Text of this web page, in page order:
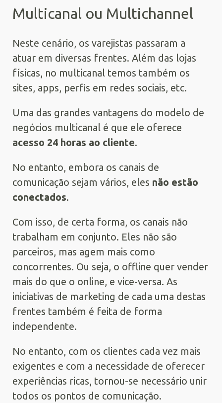
Multicanal ou Multichannel
Neste cenário, os varejistas passaram a
atuar em diversas frentes. Além das lojas
físicas, no multicanal temos também os
sites, apps, perfis em redes sociais, etc.
Uma das grandes vantagens do modelo de
negócios multicanal é que ele oferece
acesso 24 horas ao cliente.
No entanto, embora os canais de
comunicação sejam vários, eles não estão
conectados.
Com isso, de certa forma, os canais não
trabalham em conjunto. Eles não são
parceiros, mas agem mais como
concorrentes. Ou seja, o offline quer vender
mais do que o online, e vice-versa. As
iniciativas de marketing de cada uma destas
frentes também é feita de forma
independente.
No entanto, com os clientes cada vez mais
exigentes e com a necessidade de oferecer
experiências ricas, tornou-se necessário unir
todos os pontos de comunicação.